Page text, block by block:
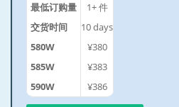
最低订购量 1+件
交货时间
10days
580W
¥380
585W
¥383
590W
¥386